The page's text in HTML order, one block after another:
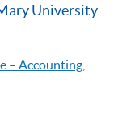
University
– Accounting,